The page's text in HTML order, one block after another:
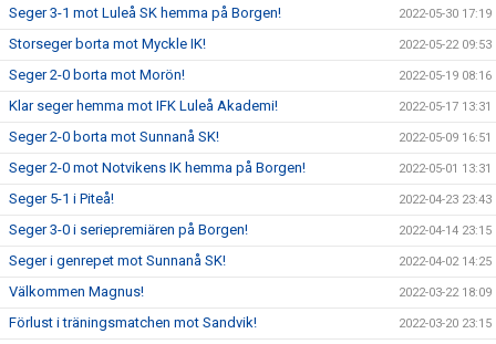
Seger 3-1 mot Luleå SK hemma på Borgen! 2022-05-30 17:19
Storseger borta mot Myckle IK! 2022-05-22 09:53
Seger 2-0 borta mot Morön! 2022-05-19 08:16
Klar seger hemma mot IFK Luleå Akademi! 2022-05-17 13:31
Seger 2-0 borta mot Sunnanå SK! 2022-05-09 16:51
Seger 2-0 mot Notvikens IK hemma på Borgen! 2022-05-01 13:31
Seger 5-1 i Piteå! 2022-04-23 23:43
Seger 3-0 i seriepremiären på Borgen! 2022-04-14 23:15
Seger i genrepet mot Sunnanå SK! 2022-04-02 14:25
Välkommen Magnus! 2022-03-22 18:09
Förlust i träningsmatchen mot Sandvik! 2022-03-20 23:15